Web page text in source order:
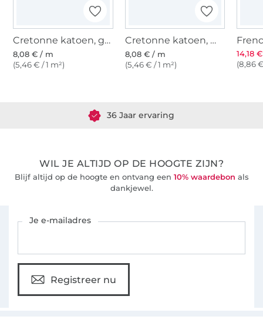
Cretonne katoen, grijs
8,08 € / m
(5,46 € / 1 m²)
Cretonne katoen, muisgrijs
8,08 € / m
(5,46 € / 1 m²)
14,18
(8,86
36 Jaar ervaring
WIL JE ALTIJD OP DE HOOGTE ZIJN?
Blijf altijd op de hoogte en ontvang een 10% waardebon als
dankjewel.
Je e-mailadres
Registreer nu